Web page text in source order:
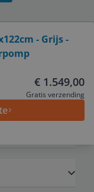
- Grijs -
€ 1.549,00
Gratis verzending